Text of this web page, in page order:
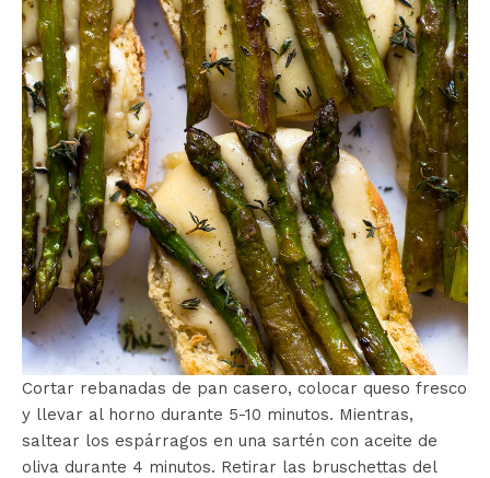
Cortar rebanadas de pan casero, colocar queso fresco
y llevar al horno durante 5-10 minutos. Mientras,
saltear los espárragos en una sartén con aceite de
oliva durante 4 minutos. Retirar las bruschettas del